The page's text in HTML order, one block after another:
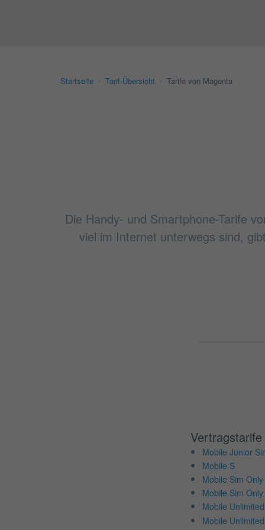
Startseite Tarif-Übersicht Tarife von Magenta
Die Handy- und Smartphone-Tarife
viel im Internet unterwegs sind,
Vertragstarife
Mobile Junior
Mobile S
Mobile Sim
Mobile Sim
Mobile
Mobile